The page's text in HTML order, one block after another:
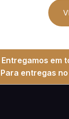
Entregamos em
Para entregas